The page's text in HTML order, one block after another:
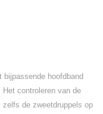
bijpassende hoofdband
controleren van de
de zweetdruppels op